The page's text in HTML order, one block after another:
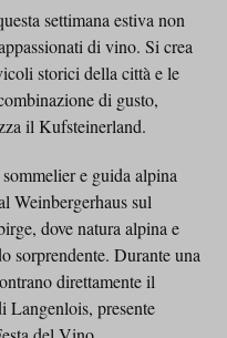
settimana estiva non
di vino. Si crea
storici della città e le
di gusto,
il Kufsteinerland.
e guida alpina
Weinbergerhaus sul
dove natura alpina e
sorprendente. Durante una
direttamente il
Langenlois, presente